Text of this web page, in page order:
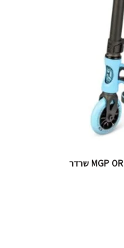
קורקינט פעלולים MGP ORIGIN SHREDDER שרדר